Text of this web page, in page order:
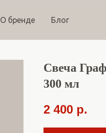
О бренде Блог
Свеча
300 мл
2 400 р.